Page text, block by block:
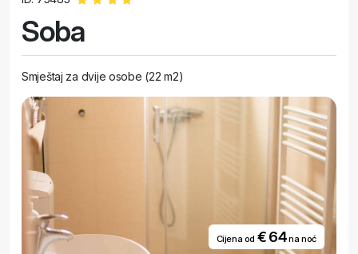
Soba
Smještaj za dvije osobe (22 m2)
Cijena od € 64na noć